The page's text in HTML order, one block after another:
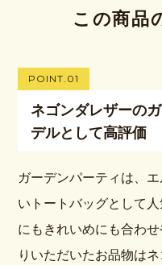
この商品
POINT.01
ネゴンダレザーの
デルとして高評価
ガーデンパーティは、
いトートバッグとして
にもきれいめにも合わ
りいただいたお品物は